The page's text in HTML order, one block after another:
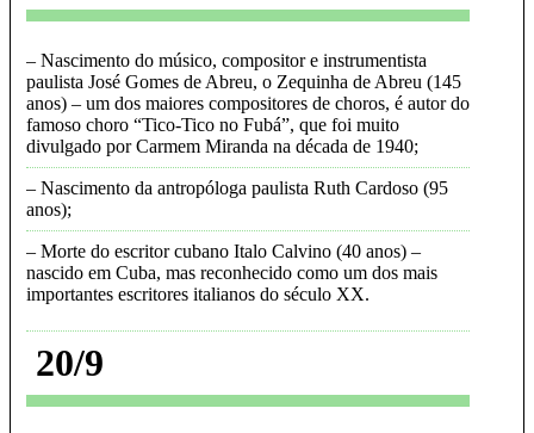
Nascimento do músico, compositor e instrumentista
paulista José Gomes de Abreu, o Zequinha de Abreu (145
anos) – um dos maiores compositores de choros, é autor do
famoso choro “Tico-Tico no Fubá”, que foi muito
divulgado por Carmem Miranda na década de 1940
Nascimento da antropóloga paulista Ruth Cardoso (95
anos)
Morte do escritor cubano Italo Calvino (40 anos) –
nascido em Cuba, mas reconhecido como um dos mais
importantes escritores italianos do século XX
20/9